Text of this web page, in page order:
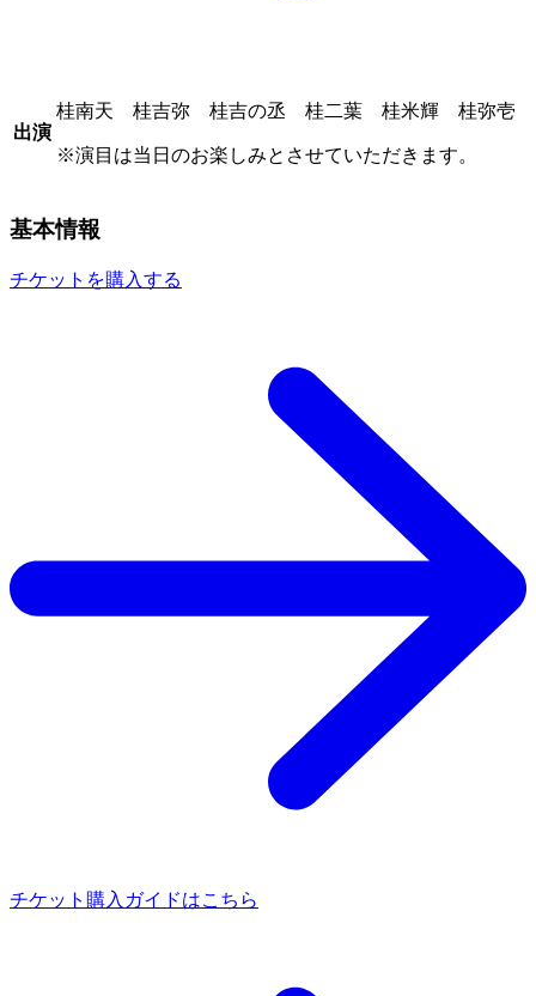
出演
桂南天 桂吉弥 桂吉の丞 桂二葉 桂米輝 桂弥壱
※演目は当日のお楽しみとさせていただきます。
基本情報
チケットを購入する
チケット購入ガイドはこちら